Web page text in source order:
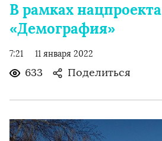
В рамках нацпроекта
«Демография»
7:21 11 января 2022
633 Поделиться